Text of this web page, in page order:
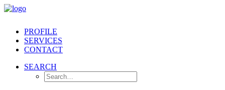
PROFILE
SERVICES
CONTACT
SEARCH